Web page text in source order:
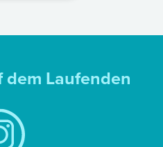
dem Laufenden